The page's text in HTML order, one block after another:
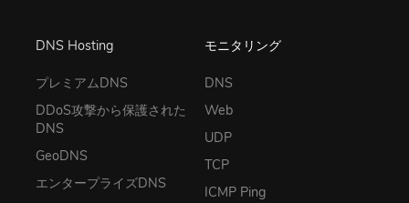
DNS Hosting
プレミアムDNS
DDoS攻撃から保護された
DNS
GeoDNS
エンタープライズDNS
モニタリング
DNS
Web
UDP
TCP
ICMP Ping